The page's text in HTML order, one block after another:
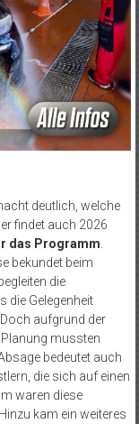
deutlich, welche
findet auch 2026
das Programm.
bekundet beim
die
die Gelegenheit
aufgrund der
mussten
bedeutet auch
die sich auf einen
waren diese
kam ein weiteres